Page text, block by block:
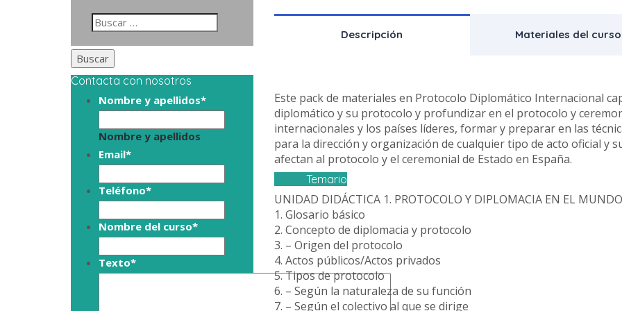
Contacta con nosotros
Nombre y apellidos*
Nombre y apellidos
Email*
Teléfono*
Nombre del curso*
Texto*
Descripción Materiales del curso
Este pack de materiales en Protocolo Diplomático Internacional
diplomático y su protocolo y profundizar en el protocolo y
internacionales y los países líderes, formar y preparar en las
para la dirección y organización de cualquier tipo de acto oficial y
afectan al protocolo y el ceremonial de Estado en España.
Temario
UNIDAD DIDÁCTICA 1. PROTOCOLO Y DIPLOMACIA EN EL MUNDO
1. Glosario básico
2. Concepto de diplomacia y protocolo
3. – Origen del protocolo
4. Actos públicos/Actos privados
5. Tipos de protocolo
6. – Según la naturaleza de su función
7. – Según el colectivo al que se dirige